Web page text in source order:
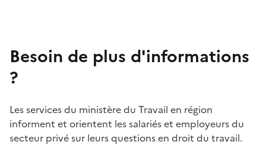
Besoin de plus d'informations
?
Les services du ministère du Travail en région
informent et orientent les salariés et employeurs du
secteur privé sur leurs questions en droit du travail.